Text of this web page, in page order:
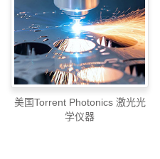
美国Torrent Photonics 激光光
学仪器